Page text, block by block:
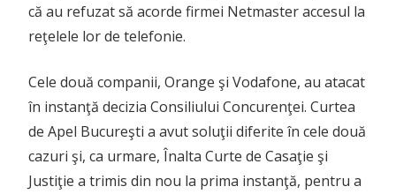
că au refuzat să acorde firmei Netmaster accesul la
reţelele lor de telefonie.
Cele două companii, Orange şi Vodafone, au atacat
în instanţă decizia Consiliului Concurenţei. Curtea
de Apel Bucureşti a avut soluţii diferite în cele două
cazuri şi, ca urmare, Înalta Curte de Casaţie şi
Justiţie a trimis din nou la prima instanţă, pentru a